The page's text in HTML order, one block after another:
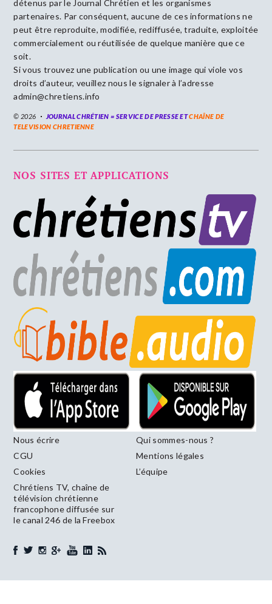
détenus par le Journal Chrétien et les organismes
partenaires. Par conséquent, aucune de ces informations ne
peut être reproduite, modifiée, rediffusée, traduite, exploitée
commercialement ou réutilisée de quelque manière que ce
soit.
Si vous trouvez une publication ou une image qui viole vos
droits d’auteur, veuillez nous le signaler à l’adresse
admin@chretiens.info
© 2026 JOURNAL CHRÉTIEN = SERVICE DE PRESSE ETCHAÎNE DE
TELEVISION CHRETIENNE
NOS SITES ET APPLICATIONS
Nous écrire
Qui sommes-nous ?
CGU
Mentions légales
Cookies
L’équipe
Chrétiens TV, chaîne de
télévision chrétienne
francophone diffusée sur
le canal 246 de la Freebox